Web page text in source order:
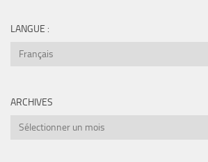
LANGUE :
ARCHIVES
Archives